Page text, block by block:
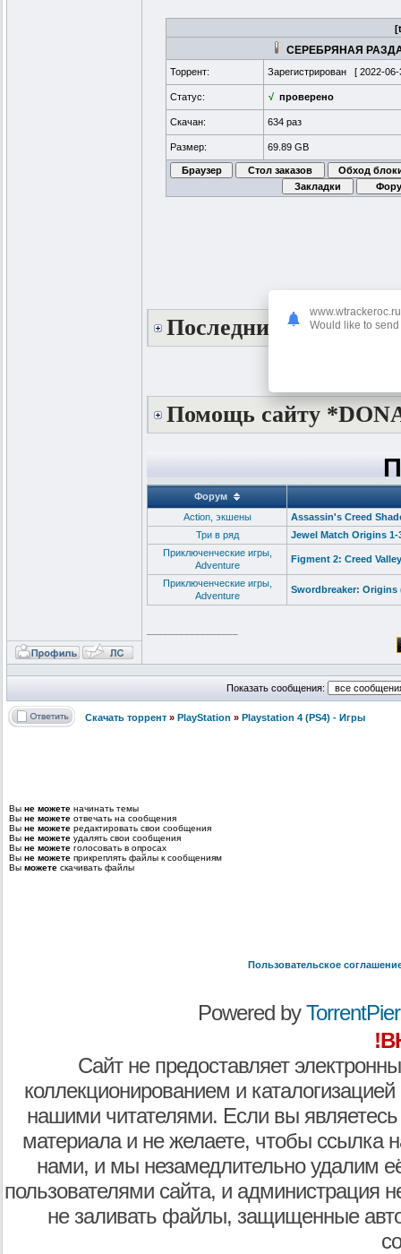
СЕРЕБРЯНАЯ
Торрент: Зарегистрирован [ 2022-06-
Статус: √ проверено
Скачан: 634 раз
Размер: 69.89 GB
Последние
Помощь сайту
Форум
Action, экшены
Assassin's Creed
Три в ряд
Jewel Match Origins
Приключенческие игры,
Adventure
Figment 2: Creed
Приключенческие игры,
Adventure
Swordbreaker: Origins
Показать сообщения:
Скачать торрент » PlayStation » Playstation 4 (PS4) - Игры
Вы не можете начинать темы
Вы не можете отвечать на сообщения
Вы не можете редактировать свои сообщения
Вы не можете удалять свои сообщения
Вы не можете голосовать в опросах
Вы не можете прикреплять файлы к сообщениям
Вы можете скачивать файлы
Пользовательское
Powered by
Сайт не предоставляет
коллекционированием и
нашими читателями. Если вы являетесь
материала и не желаете, чтобы ссылка
нами, и мы незамедлительно удалим
пользователями сайта, и администрация
не заливать файлы, защищенные
www.wtrackeroc.ru
Would like to